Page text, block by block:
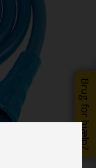
Brug for hjælp?